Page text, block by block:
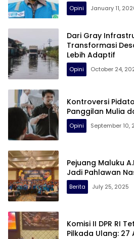
Opini January 11,
Dari Gray
Transformasi
Lebih Adaptif
Opini October 24,
Kontroversi
Panggilan Mulia
Opini September 10,
Pejuang Maluku
Jadi Pahlawan
Berita July 25, 2025
Komisi II DPR RI
Pilkada Ulang: 27